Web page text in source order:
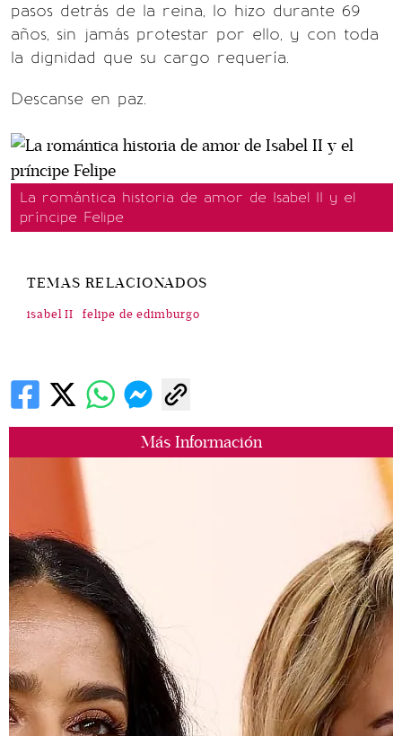
Más Información
pasos detrás de la reina, lo hizo durante 69
años, sin jamás protestar por ello, y con toda
la dignidad que su cargo requería.
Descanse en paz.
La romántica historia de amor de Isabel II y el
príncipe Felipe
TEMAS RELACIONADOS
isabel II felipe de edimburgo